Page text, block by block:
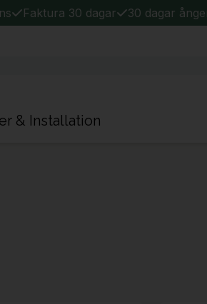
Faktura 30 dagar 30 dagar
& Installation